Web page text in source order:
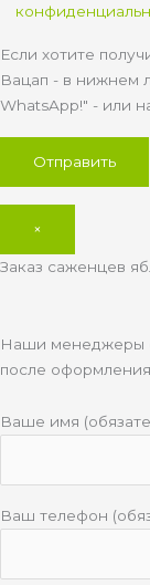
Если хотите
Вацап - в нижнем
WhatsApp!" - или
×
Заказ саженцев
Наши менеджеры
после оформления
Ваше имя
Ваш телефон